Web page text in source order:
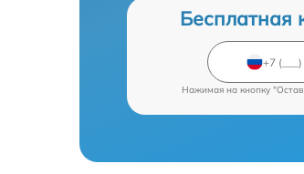
Бесплатная
Нажимая на кнопку